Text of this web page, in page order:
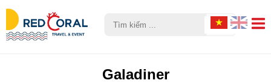
Galadiner